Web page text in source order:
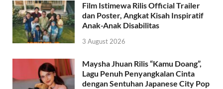
Film Istimewa Rilis Official Trailer
dan Poster, Angkat Kisah Inspiratif
Anak-Anak Disabilitas
3 August 2026
Maysha Jhuan Rilis “Kamu Doang”,
Lagu Penuh Penyangkalan Cinta
dengan Sentuhan Japanese City Pop